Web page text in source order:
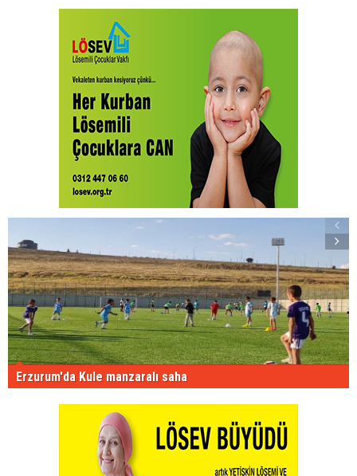
Erzurum'da Kule manzaralı saha